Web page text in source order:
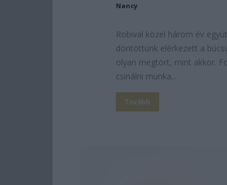
Nancy
Robival közel három év
döntöttünk elérkezett a
olyan megtört, mint akkor.
csinálni munka...
Tovább